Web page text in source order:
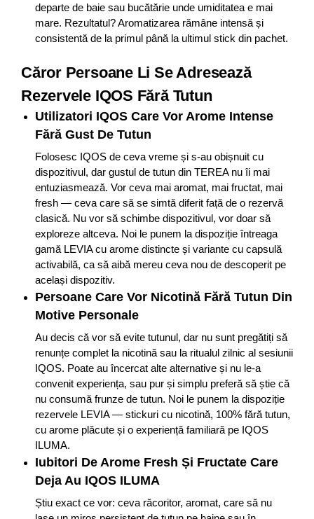
departe de baie sau bucătărie unde umiditatea e mai
mare. Rezultatul? Aromatizarea rămâne intensă și
consistentă de la primul până la ultimul stick din pachet.
Căror Persoane Li Se Adresează
Rezervele IQOS Fără Tutun
Utilizatori IQOS Care Vor Arome Intense
Fără Gust De Tutun
Folosesc IQOS de ceva vreme și s-au obișnuit cu
dispozitivul, dar gustul de tutun din TEREA nu îi mai
entuziasmează. Vor ceva mai aromat, mai fructat, mai
fresh — ceva care să se simtă diferit față de o rezervă
clasică. Nu vor să schimbe dispozitivul, vor doar să
exploreze altceva. Noi le punem la dispoziție întreaga
gamă LEVIA cu arome distincte și variante cu capsulă
activabilă, ca să aibă mereu ceva nou de descoperit pe
același dispozitiv.
Persoane Care Vor Nicotină Fără Tutun Din
Motive Personale
Au decis că vor să evite tutunul, dar nu sunt pregătiți să
renunțe complet la nicotină sau la ritualul zilnic al sesiunii
IQOS. Poate au încercat alte alternative și nu le-a
convenit experiența, sau pur și simplu preferă să știe că
nu consumă frunze de tutun. Noi le punem la dispoziție
rezervele LEVIA — stickuri cu nicotină, 100% fără tutun,
cu arome plăcute și o experiență familiară pe IQOS
ILUMA.
Iubitori De Arome Fresh Și Fructate Care
Deja Au IQOS ILUMA
Știu exact ce vor: ceva răcoritor, aromat, care să nu